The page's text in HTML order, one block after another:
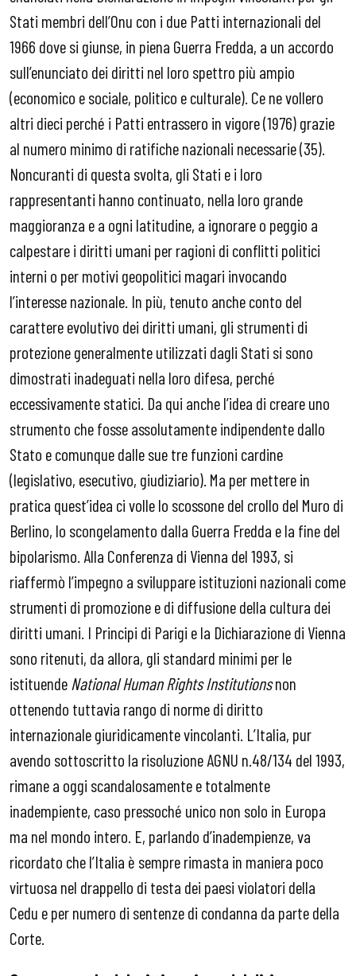
Stati membri dell’Onu con i due Patti internazionali del
1966 dove si giunse, in piena Guerra Fredda, a un accordo
sull’enunciato dei diritti nel loro spettro più ampio
(economico e sociale, politico e culturale). Ce ne vollero
altri dieci perché i Patti entrassero in vigore (1976) grazie
al numero minimo di ratifiche nazionali necessarie (35).
Noncuranti di questa svolta, gli Stati e i loro
rappresentanti hanno continuato, nella loro grande
maggioranza e a ogni latitudine, a ignorare o peggio a
calpestare i diritti umani per ragioni di conflitti politici
interni o per motivi geopolitici magari invocando
l’interesse nazionale. In più, tenuto anche conto del
carattere evolutivo dei diritti umani, gli strumenti di
protezione generalmente utilizzati dagli Stati si sono
dimostrati inadeguati nella loro difesa, perché
eccessivamente statici. Da qui anche l’idea di creare uno
strumento che fosse assolutamente indipendente dallo
Stato e comunque dalle sue tre funzioni cardine
(legislativo, esecutivo, giudiziario). Ma per mettere in
pratica quest’idea ci volle lo scossone del crollo del Muro di
Berlino, lo scongelamento dalla Guerra Fredda e la fine del
bipolarismo. Alla Conferenza di Vienna del 1993, si
riaffermò l’impegno a sviluppare istituzioni nazionali come
strumenti di promozione e di diffusione della cultura dei
diritti umani. I Principi di Parigi e la Dichiarazione di Vienna
sono ritenuti, da allora, gli standard minimi per le
istituende National Human Rights Institutionsnon
ottenendo tuttavia rango di norme di diritto
internazionale giuridicamente vincolanti. L’Italia, pur
avendo sottoscritto la risoluzione AGNU n.48/134 del 1993,
rimane a oggi scandalosamente e totalmente
inadempiente, caso pressoché unico non solo in Europa
ma nel mondo intero. E, parlando d’inadempienze, va
ricordato che l’Italia è sempre rimasta in maniera poco
virtuosa nel drappello di testa dei paesi violatori della
Cedu e per numero di sentenze di condanna da parte della
Corte.